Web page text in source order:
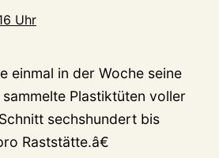
Uhr
einmal in der Woche seine
Plastiktüten voller
sechshundert bis
Raststätte.â€